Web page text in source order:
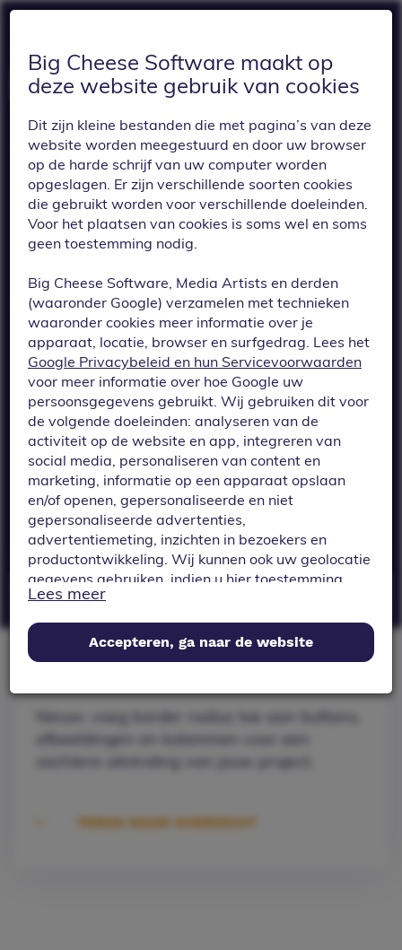
TERUG
Nieuw: voeg
border radius toe
aan buttons,
afbeeldingen en
kolommen voor
een zachtere
uitstraling van
jouw project.
Nieuw: voeg border radius toe aan buttons,
afbeeldingen en kolommen voor een
Nieuw: voeg border radius toe aan buttons,
afbeeldingen en kolommen voor een
zachtere uitstraling van jouw project.
TERUG NAAR OVERZICHT
Big Cheese Software maakt op
deze website gebruik van cookies
Dit zijn kleine bestanden die met pagina’s van deze
website worden meegestuurd en door uw browser
op de harde schrijf van uw computer worden
opgeslagen. Er zijn verschillende soorten cookies
die gebruikt worden voor verschillende doeleinden.
Voor het plaatsen van cookies is soms wel en soms
geen toestemming nodig.
Big Cheese Software, Media Artists en derden
(waaronder Google) verzamelen met technieken
waaronder cookies meer informatie over je
apparaat, locatie, browser en surfgedrag. Lees het
Google Privacybeleid en hun Servicevoorwaarden
voor meer informatie over hoe Google uw
persoonsgegevens gebruikt. Wij gebruiken dit voor
de volgende doeleinden: analyseren van de
activiteit op de website en app, integreren van
social media, personaliseren van content en
marketing, informatie op een apparaat opslaan
en/of openen, gepersonaliseerde en niet
gepersonaliseerde advertenties,
advertentiemeting, inzichten in bezoekers en
productontwikkeling. Wij kunnen ook uw geolocatie
gegevens gebruiken, indien u hier toestemming
voor geeft.
Als u meer wilt weten over de cookies die wij
gebruiken, de gegevens die daarmee verzameld
onsprivacy policy
Geef toestemming of stel uw eigen keuze in. U kunt
uw voorkeuren opnieuw aanpassen door onderaan
Lees meer
Accepteren, ga naar de website